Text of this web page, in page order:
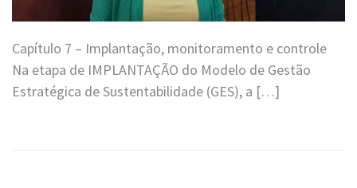
Capítulo 7 – Implantação, monitoramento e controle
Na etapa de IMPLANTAÇÃO do Modelo de Gestão
Estratégica de Sustentabilidade (GES), a […]